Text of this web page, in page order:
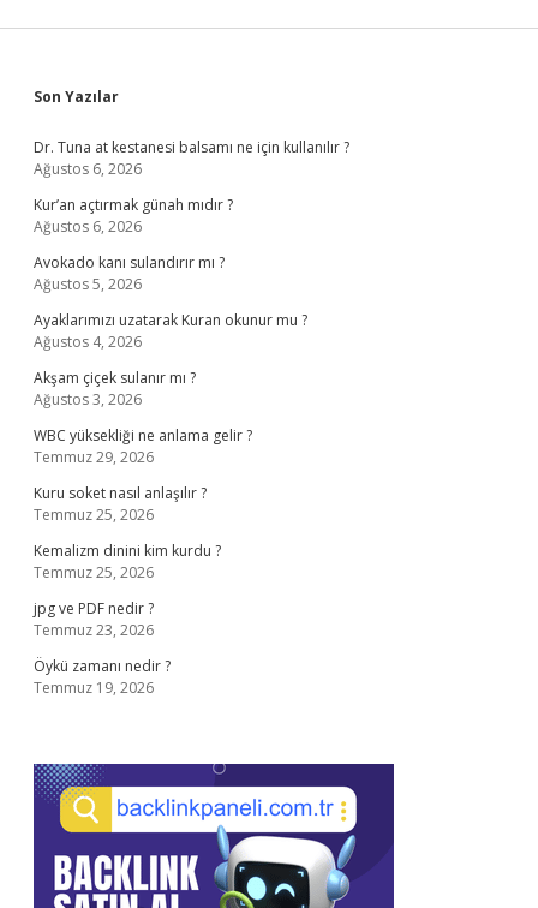
Sidebar
Son Yazılar
Dr. Tuna at kestanesi balsamı ne için kullanılır ?
Ağustos 6, 2026
Kur’an açtırmak günah mıdır ?
Ağustos 6, 2026
Avokado kanı sulandırır mı ?
Ağustos 5, 2026
Ayaklarımızı uzatarak Kuran okunur mu ?
Ağustos 4, 2026
Akşam çiçek sulanır mı ?
Ağustos 3, 2026
WBC yüksekliği ne anlama gelir ?
Temmuz 29, 2026
Kuru soket nasıl anlaşılır ?
Temmuz 25, 2026
Kemalizm dinini kim kurdu ?
Temmuz 25, 2026
jpg ve PDF nedir ?
Temmuz 23, 2026
Öykü zamanı nedir ?
Temmuz 19, 2026